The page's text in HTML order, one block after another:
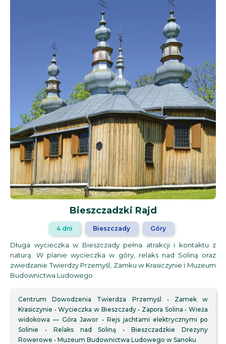
Bieszczadzki Rajd
4 dni Bieszczady Góry
Długa wycieczka w Bieszczady pełna atrakcji i kontaktu z
naturą. W planie wycieczka w góry, relaks nad Soliną oraz
zwiedzanie Twierdzy Przemyśl, Zamku w Krasiczynie i Muzeum
Budownictwa Ludowego.
Centrum Dowodzenia Twierdza Przemyśl
Zamek w
Krasiczynie
Wycieczka w Bieszczady Zapora Solina
Wieża
widokowa — Góra Jawor
Rejs jachtami elektrycznymi po
Solinie
Relaks nad Soliną
Bieszczadzkie Drezyny
Rowerowe
Muzeum Budownictwa Ludowego w Sanoku